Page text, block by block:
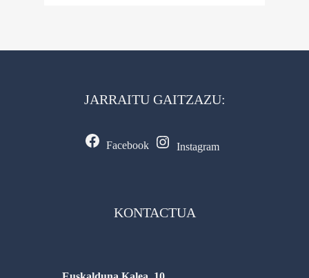
JARRAITU GAITZAZU:
Facebook Instagram
KONTACTUA